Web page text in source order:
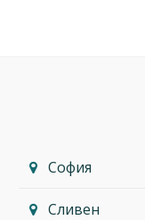
София
Сливен